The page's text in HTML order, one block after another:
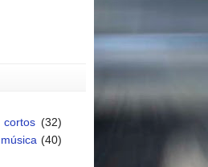
cortos (32)
música (40)